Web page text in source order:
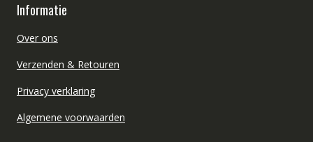
Informatie
Over ons
Verzenden & Retouren
Privacy verklaring
Algemene voorwaarden